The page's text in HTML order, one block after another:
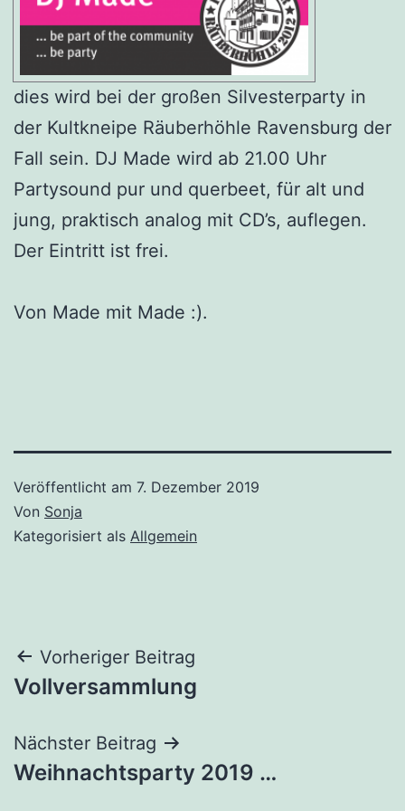
dies wird bei der großen Silvesterparty in
der Kultkneipe Räuberhöhle Ravensburg der
Fall sein. DJ Made wird ab 21.00 Uhr
Partysound pur und querbeet, für alt und
jung, praktisch analog mit CD’s, auflegen.
Der Eintritt ist frei.
Von Made mit Made :).
Veröffentlicht am 7. Dezember 2019
Von Sonja
Kategorisiert als Allgemein
Beitragsnavigation
Vorheriger Beitrag
Vollversammlung
Nächster Beitrag
Weihnachtsparty 2019 …